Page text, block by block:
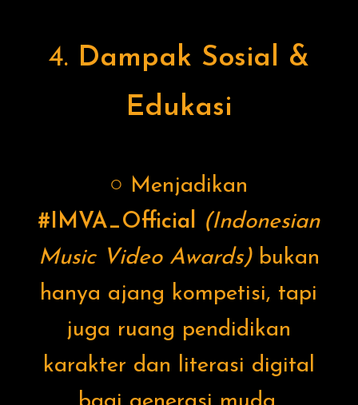
4.Dampak Sosial &
Edukasi
○ Menjadikan
#IMVA_Official (Indonesian
Music Video Awards) bukan
hanya ajang kompetisi, tapi
juga ruang pendidikan
karakter dan literasi digital